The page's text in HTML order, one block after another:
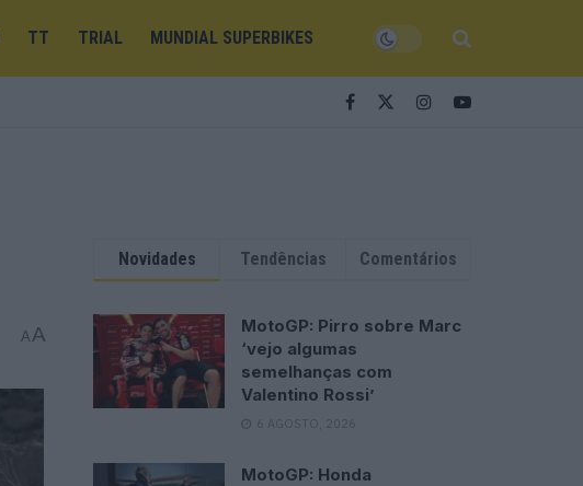
TT TRIAL MUNDIAL SUPERBIKES
AA
Novidades Tendências Comentários
MotoGP: Pirro sobre Marc
‘vejo algumas
semelhanças com
Valentino Rossi’
6 AGOSTO, 2026
MotoGP: Honda